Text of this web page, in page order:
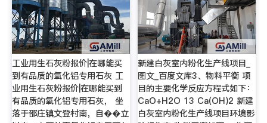
工业用生石灰粉报价|在哪能买
到有品质的氧化铝专用石灰 工
业用生石灰粉报价|在哪能买到
有品质的氧化铝专用石灰， 坐
落于邵庄镇文登村南，自��立
新建白灰室内粉化生产线项目_
图文_百度文库3、物料平衡 项
目的主要化学反应方程式如下：
CaO+H2O 13 Ca(OH)2 新建
白灰室内粉化生产线项目环境影